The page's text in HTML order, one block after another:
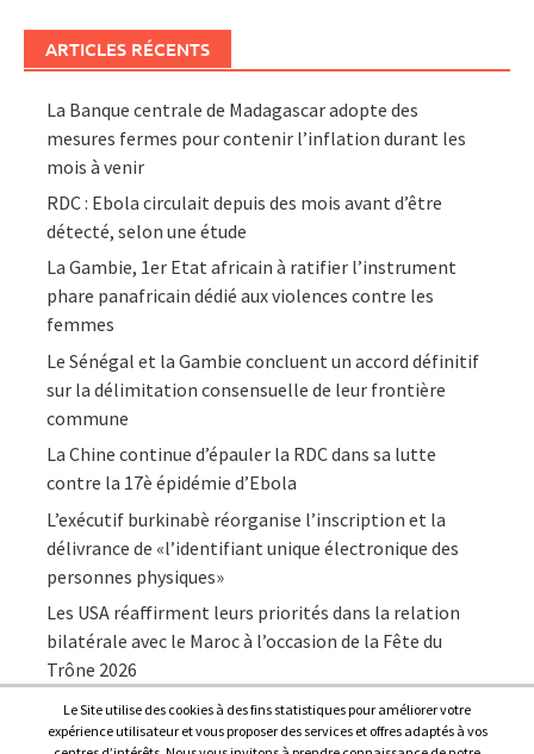
ARTICLES RÉCENTS
La Banque centrale de Madagascar adopte des
mesures fermes pour contenir l’inflation durant les
mois à venir
RDC : Ebola circulait depuis des mois avant d’être
détecté, selon une étude
La Gambie, 1er Etat africain à ratifier l’instrument
phare panafricain dédié aux violences contre les
femmes
Le Sénégal et la Gambie concluent un accord définitif
sur la délimitation consensuelle de leur frontière
commune
La Chine continue d’épauler la RDC dans sa lutte
contre la 17è épidémie d’Ebola
L’exécutif burkinabè réorganise l’inscription et la
délivrance de «l’identifiant unique électronique des
personnes physiques»
Les USA réaffirment leurs priorités dans la relation
bilatérale avec le Maroc à l’occasion de la Fête du
Trône 2026
Le Site utilise des cookies à des fins statistiques pour améliorer votre
expérience utilisateur et vous proposer des services et offres adaptés à vos